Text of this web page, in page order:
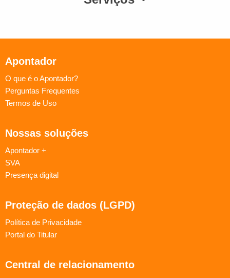
Apontador
O que é o Apontador?
Perguntas Frequentes
Termos de Uso
Nossas soluções
Apontador +
SVA
Presença digital
Proteção de dados (LGPD)
Política de Privacidade
Portal do Titular
Central de relacionamento